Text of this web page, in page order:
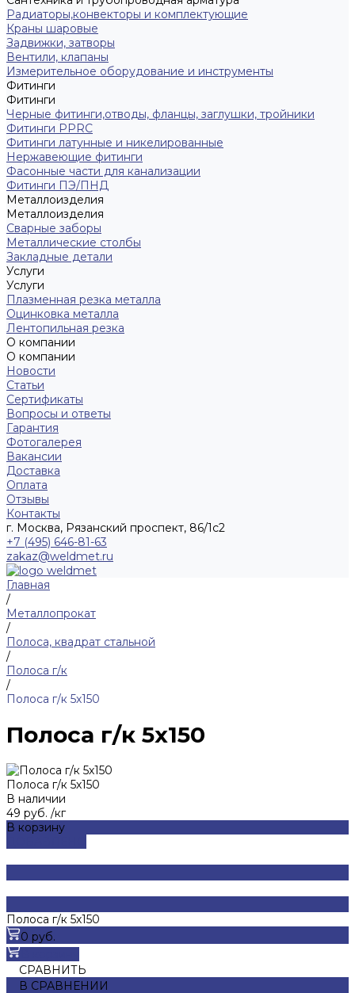
Радиаторы,конвекторы и комплектующие
Краны шаровые
Задвижки, затворы
Вентили, клапаны
Измерительное оборудование и инструменты
Фитинги
Фитинги
Черные фитинги,отводы, фланцы, заглушки, тройники
Фитинги PPRC
Фитинги латунные и никелированные
Нержавеющие фитинги
Фасонные части для канализации
Фитинги ПЭ/ПНД
Металлоизделия
Металлоизделия
Сварные заборы
Металлические столбы
Закладные детали
Услуги
Услуги
Плазменная резка металла
Оцинковка металла
Лентопильная резка
О компании
О компании
Новости
Статьи
Сертификаты
Вопросы и ответы
Гарантия
Фотогалерея
Вакансии
Доставка
Оплата
Отзывы
Контакты
г. Москва, Рязанский проспект, 86/1с2
+7 (495) 646-81-63
zakaz@weldmet.ru
Главная
/
Металлопрокат
/
Полоса, квадрат стальной
/
Полоса г/к
/
Полоса г/к 5х150
Полоса г/к 5х150
Полоса г/к 5х150
В наличии
49 руб. /кг
В корзину
Полоса г/к 5х150
0 руб.
СРАВНИТЬ
В СРАВНЕНИИ